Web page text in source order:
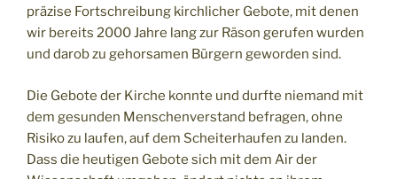
präzise Fortschreibung kirchlicher Gebote, mit denen
wir bereits 2000 Jahre lang zur Räson gerufen wurden
und darob zu gehorsamen Bürgern geworden sind.
Die Gebote der Kirche konnte und durfte niemand mit
dem gesunden Menschenverstand befragen, ohne
Risiko zu laufen, auf dem Scheiterhaufen zu landen.
Dass die heutigen Gebote sich mit dem Air der